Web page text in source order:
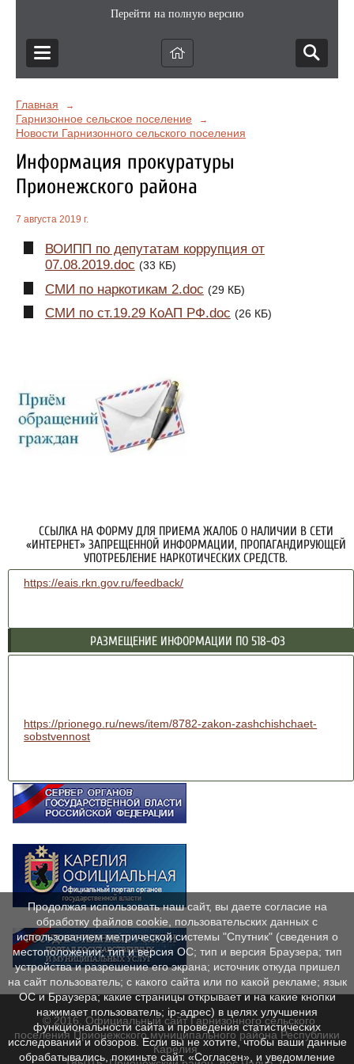
Перейти на полную версию
Главная →
Гарнизонное сельское поселение →
Новости Гарнизонного сельского поселения
Информация прокуратуры
Прионежского района
7 августа 2019 г.
ВОИПП по депутатам коррупция от
07.08.2019.doc (33 КБ)
СМИ по наркотикам 2.doc (29 КБ)
СМИ по ст.19.29 КоАП РФ.doc (26 КБ)
ССЫЛКА НА ФОРМУ ДЛЯ ПРИЕМА ЖАЛОБ О НАЛИЧИИ В СЕТИ
«ИНТЕРНЕТ» ЗАПРЕЩЕННОЙ ИНФОРМАЦИИ, ПРОПАГАНДИРУЮЩЕЙ
УПОТРЕБЛЕНИЕ НАРКОТИЧЕСКИХ СРЕДСТВ.
https://eais.rkn.gov.ru/feedback/
РАЗМЕЩЕНИЕ ИНФОРМАЦИИ ПО 518-ФЗ
https://prionego.ru/news/item/8782-zakon-zashchishchaet-
sobstvennost
© 2016. Официальный сайт Гарнизонного сельского
поселения Прионежского муниципального района Республики
Карелия.
Продолжая использовать наш сайт, вы даете согласие на
обработку файлов cookie, пользовательских данных с
использованием метрической системы "Спутник" (сведения о
местоположении; тип и версия ОС; тип и версия Браузера; тип
устройства и разрешение его экрана; источник откуда пришел
на сайт пользователь; с какого сайта или по какой рекламе; язык
ОС и Браузера; какие страницы открывает и на какие кнопки
нажимает пользователь; ip-адрес) в целях улучшения
функциональности сайта и проведения статистических
исследований и обзоров. Если вы не хотите, чтобы ваши данные
обрабатывались, покиньте сайт. «Согласен», и уведомление